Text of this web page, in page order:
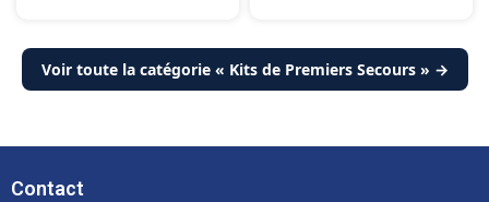
Voir toute la catégorie « Kits de Premiers Secours » →
Contact